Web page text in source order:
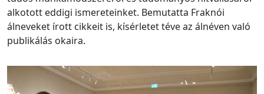
alkotott eddigi ismereteinket. Bemutatta Fraknói
álneveket írott cikkeit is, kísérletet téve az álnéven való
publikálás okaira.